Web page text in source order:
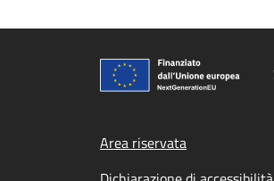
Footer menu
Area riservata